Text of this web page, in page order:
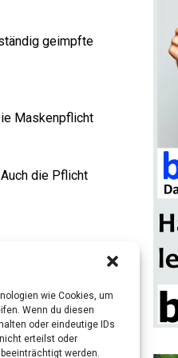
wie Cookies, um
Wenn du diesen
oder eindeutige IDs
erteilst oder
werden.
geimpf­te
Mas­ken­pflicht
die Pflicht
Hygie­ne­kon­zep­
bzw. Impf-
als auch unter